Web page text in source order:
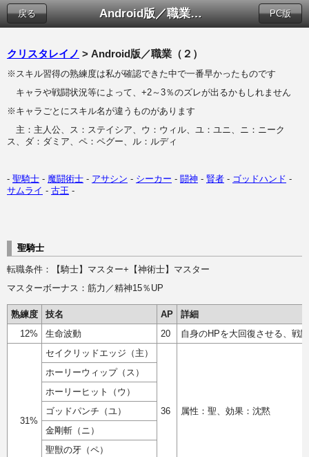
Android版／職業（２）
戻る PC版
クリスタレイノ > Android版／職業（２）
※スキル習得の熟練度は私が確認できた中で一番早かったものです
キャラや戦闘状況等によって、+2～3％のズレが出るかもしれません
※キャラごとにスキル名が違うものがあります
主：主人公、ス：ステイシア、ウ：ウィル、ユ：ユニ、ニ：ニーク
ス、ダ：ダミア、ペ：ペグー、ル：ルディ
- 聖騎士 - 魔闘術士 - アサシン - シーカー - 闘神 - 賢者 - ゴッドハンド -
サムライ - 古王 -
聖騎士
転職条件：【騎士】マスター+【神術士】マスター
マスターボーナス：筋力／精神15％UP
熟練度 技名 AP
詳細
12%
生命波動 20 自身のHPを大回復させる、戦
31%
セイクリッドエッジ（主）
36 属性：聖、効果：沈黙
ホーリーウィップ（ス）
ホーリーヒット（ウ）
ゴッドパンチ（ユ）
金剛斬（ニ）
聖獣の牙（ペ）